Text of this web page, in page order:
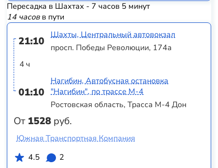
Пересадка в Шахтах - 7 часов 5 минут
14 часовв пути
21:10
4 ч
01:10
От 1528 руб.
Шахты, Центральный автовокзал
просп. Победы Революции, 174а
Нагибин, Автобусная остановка
"Нагибин", по трассе М-4
Ростовская область, Трасса М-4 Дон
Южная Транспортная Компания
4.5
2